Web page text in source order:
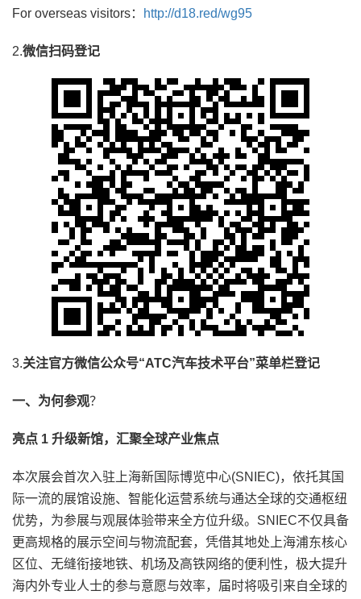
For overseas visitors： http://d18.red/wg95
2.微信扫码登记
3.关注官方微信公众号“ATC汽车技术平台”菜单栏登记
一、为何参观？
亮点 1 升级新馆，汇聚全球产业焦点
本次展会首次入驻上海新国际博览中心(SNIEC)，依托其国
际一流的展馆设施、智能化运营系统与通达全球的交通枢纽
优势，为参展与观展体验带来全方位升级。SNIEC不仅具备
更高规格的展示空间与物流配套，凭借其地处上海浦东核心
区位、无缝衔接地铁、机场及高铁网络的便利性，极大提升
海内外专业人士的参与意愿与效率，届时将吸引来自全球的